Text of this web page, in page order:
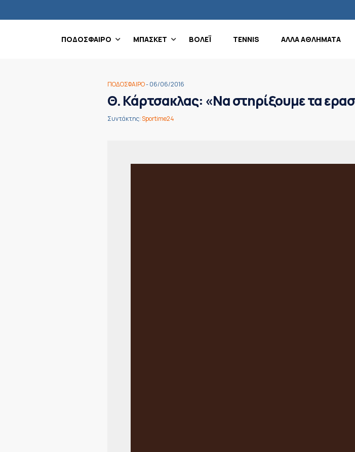
ΠΟΔΟΣΦΑΙΡΟ ΜΠΑΣΚΕΤ ΒΟΛΕΪ TENNIS ΑΛΛΑ ΑΘΛΗΜΑΤΑ
ΠΟΔΟΣΦΑΙΡΟ- 06/06/2016
Θ. Κάρτσακλας: «Να στηρίξουμε τα
Συντάκτης:Sportime24